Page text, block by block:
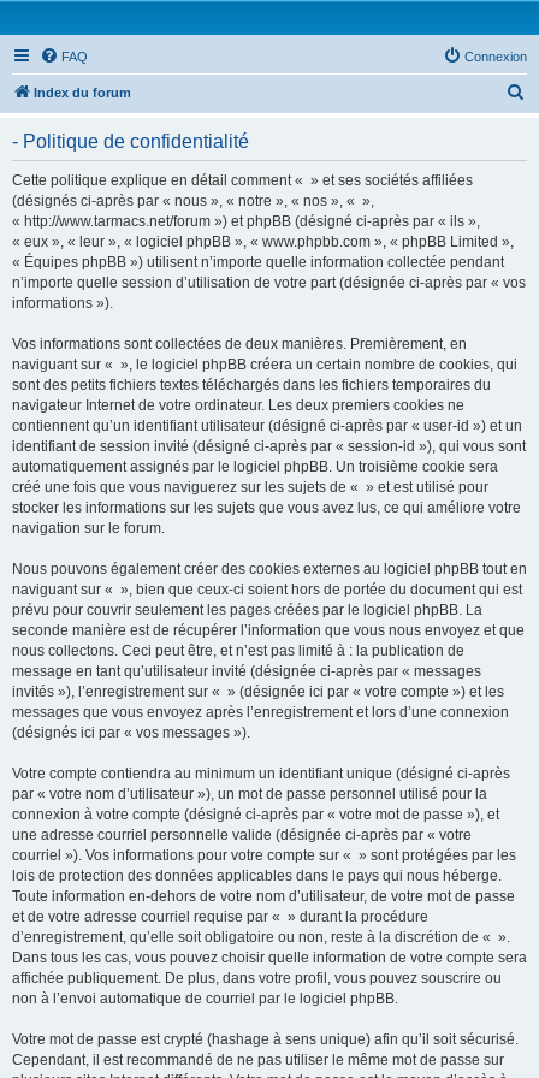
FAQ Connexion
Index du forum
- Politique de confidentialité
Cette politique explique en détail comment « » et ses sociétés affiliées
(désignés ci-après par « nous », « notre », « nos », « »,
« http://www.tarmacs.net/forum ») et phpBB (désigné ci-après par « ils »,
« eux », « leur », « logiciel phpBB », « www.phpbb.com », « phpBB Limited »,
« Équipes phpBB ») utilisent n’importe quelle information collectée pendant
n’importe quelle session d’utilisation de votre part (désignée ci-après par « vos
informations »).
Vos informations sont collectées de deux manières. Premièrement, en
naviguant sur « », le logiciel phpBB créera un certain nombre de cookies, qui
sont des petits fichiers textes téléchargés dans les fichiers temporaires du
navigateur Internet de votre ordinateur. Les deux premiers cookies ne
contiennent qu’un identifiant utilisateur (désigné ci-après par « user-id ») et un
identifiant de session invité (désigné ci-après par « session-id »), qui vous sont
automatiquement assignés par le logiciel phpBB. Un troisième cookie sera
créé une fois que vous naviguerez sur les sujets de « » et est utilisé pour
stocker les informations sur les sujets que vous avez lus, ce qui améliore votre
navigation sur le forum.
Nous pouvons également créer des cookies externes au logiciel phpBB tout en
naviguant sur « », bien que ceux-ci soient hors de portée du document qui est
prévu pour couvrir seulement les pages créées par le logiciel phpBB. La
seconde manière est de récupérer l’information que vous nous envoyez et que
nous collectons. Ceci peut être, et n’est pas limité à : la publication de
message en tant qu’utilisateur invité (désignée ci-après par « messages
invités »), l’enregistrement sur « » (désignée ici par « votre compte ») et les
messages que vous envoyez après l’enregistrement et lors d’une connexion
(désignés ici par « vos messages »).
Votre compte contiendra au minimum un identifiant unique (désigné ci-après
par « votre nom d’utilisateur »), un mot de passe personnel utilisé pour la
connexion à votre compte (désigné ci-après par « votre mot de passe »), et
une adresse courriel personnelle valide (désignée ci-après par « votre
courriel »). Vos informations pour votre compte sur « » sont protégées par les
lois de protection des données applicables dans le pays qui nous héberge.
Toute information en-dehors de votre nom d’utilisateur, de votre mot de passe
et de votre adresse courriel requise par « » durant la procédure
d’enregistrement, qu’elle soit obligatoire ou non, reste à la discrétion de « ».
Dans tous les cas, vous pouvez choisir quelle information de votre compte sera
affichée publiquement. De plus, dans votre profil, vous pouvez souscrire ou
non à l’envoi automatique de courriel par le logiciel phpBB.
Votre mot de passe est crypté (hashage à sens unique) afin qu’il soit sécurisé.
Cependant, il est recommandé de ne pas utiliser le même mot de passe sur